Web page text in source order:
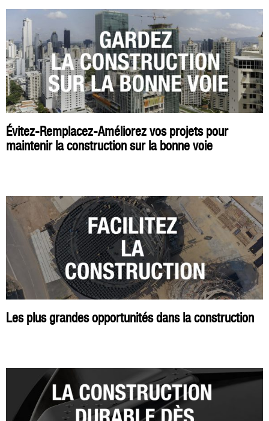
Évitez-Remplacez-Améliorez vos projets pour
maintenir la construction sur la bonne voie
Les plus grandes opportunités dans la construction